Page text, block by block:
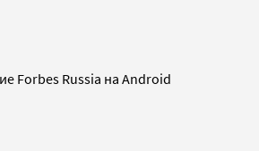
Forbes Russia на Android